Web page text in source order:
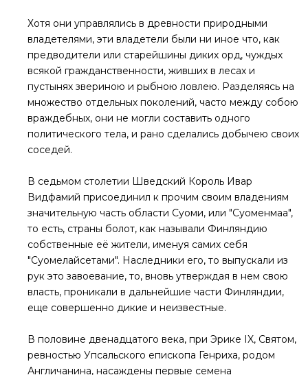
Хотя они управлялись в древности природными
владетелями, эти владетели были ни иное что, как
предводители или старейшины диких орд, чуждых
всякой гражданственности, живших в лесах и
пустынях звериною и рыбною ловлею. Разделяясь на
множество отдельных поколений, часто между собою
враждебных, они не могли составить одного
политического тела, и рано сделались добычею своих
соседей.
В седьмом столетии Шведский Король Ивар
Видфамий присоединил к прочим своим владениям
значительную часть области Суоми, или "Суоменмаа",
то есть, страны болот, как называли Финляндию
собственные её жители, именуя самих себя
"Суомелайсетами". Наследники его, то выпускали из
рук это завоевание, то, вновь утверждая в нем свою
власть, проникали в дальнейшие части Финляндии,
еще совершенно дикие и неизвестные.
В половине двенадцатого века, при Эрике IX, Святом,
ревностью Упсальского епископа Генриха, родом
Англичанина, насаждены первые семена